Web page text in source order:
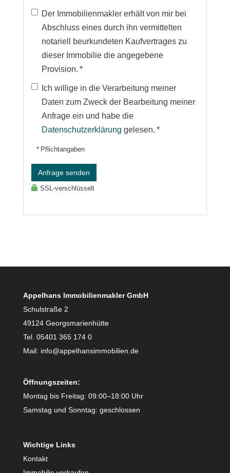
Der Immobilienmakler erhält von mir bei
Abschluss eines durch ihn vermittelten
notariell beurkundeten Kaufvertrages zu
dieser Immobilie die angegebene
Provision. *
Ich willige in die Verarbeitung meiner
Daten zum Zweck der Bearbeitung meiner
Anfrage ein und habe die
Datenschutzerklärung gelesen. *
* Pflichtangaben
Anfrage senden
SSL-verschlüsselt
Appelhans Immobilienmakler GmbH
Schulstraße 2
49124 Georgsmarienhütte
Tel. 05401 365 174 0
Mail: info@appelhansimmobilien.de
Öffnungszeiten:
Montag bis Freitag: 09:00–18:00 Uhr
Samstag und Sonntag: geschlossen
Wichtige Links
Kontakt